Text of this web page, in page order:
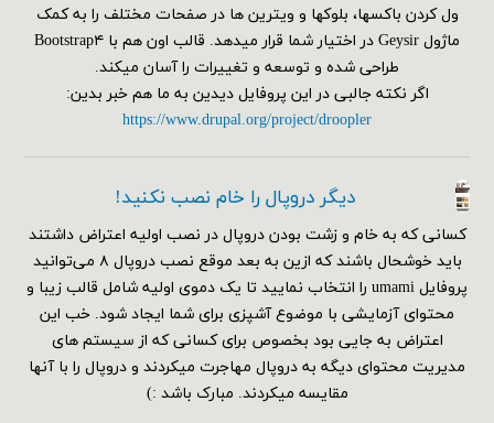
ول کردن باکسها، بلوکها و ویترین ها در صفحات مختلف را به کمک
ماژول Geysir در اختیار شما قرار میدهد. قالب اون هم با Bootstrap۴
طراحی شده و توسعه و تغییرات را آسان میکند.
اگر نکته جالبی در این پروفایل دیدین به ما هم خبر بدین:
https://www.drupal.org/project/droopler
دیگر دروپال را خام نصب نکنید!
کسانی که به خام و زشت بودن دروپال در نصب اولیه اعتراض داشتند
باید خوشحال باشند که ازین به بعد موقع نصب دروپال ۸ می‌توانید
پروفایل umami را انتخاب نمایید تا یک دموی اولیه شامل قالب زیبا و
محتوای آزمایشی با موضوع آشپزی برای شما ایجاد شود. خب این
اعتراض به جایی بود بخصوص برای کسانی که از سیستم های
مدیریت محتوای دیگه به دروپال مهاجرت میکردند و دروپال را با آنها
مقایسه میکردند. مبارک باشد :)